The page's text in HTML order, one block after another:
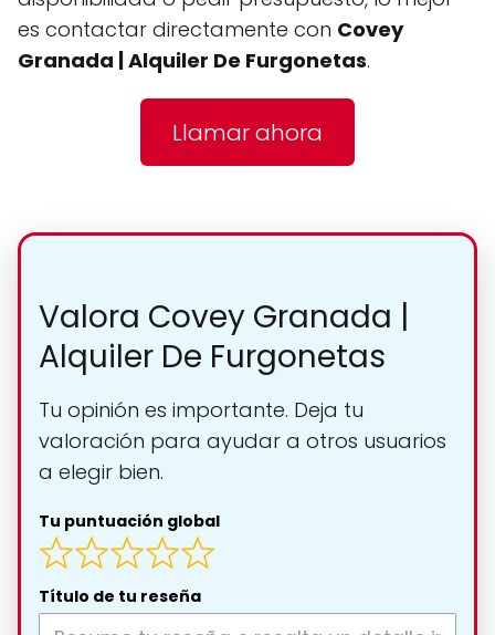
es contactar directamente con Covey
Granada | Alquiler De Furgonetas.
Llamar ahora
Valora Covey Granada |
Alquiler De Furgonetas
Tu opinión es importante. Deja tu
valoración para ayudar a otros usuarios
a elegir bien.
Tu puntuación global
Título de tu reseña